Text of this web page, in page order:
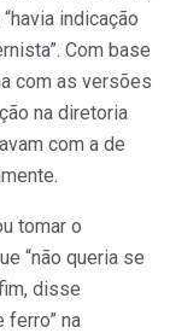
indicação
Com base
com as versões
na diretoria
com a de
tomar o
“não queria se
disse
ferro” na